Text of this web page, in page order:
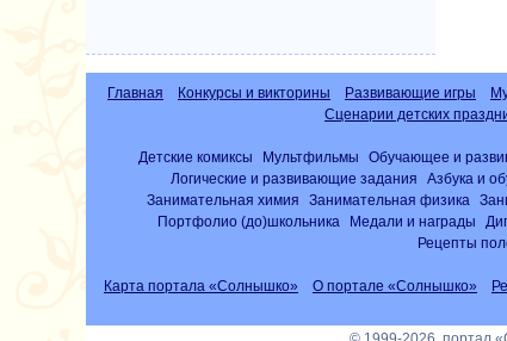
Главная Конкурсы и викторины Развивающие игры
Сценарии детских
Детские комиксы Мультфильмы Обучающее и
Логические и развивающие задания
Азбука и
Занимательная химия
Занимательная физика
Портфолио (до)школьника
Медали и награды
Рецепты
Карта портала «Солнышко» О портале «Солнышко»